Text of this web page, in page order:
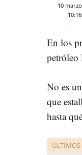
10
En los
petróleo
No es
que
hasta